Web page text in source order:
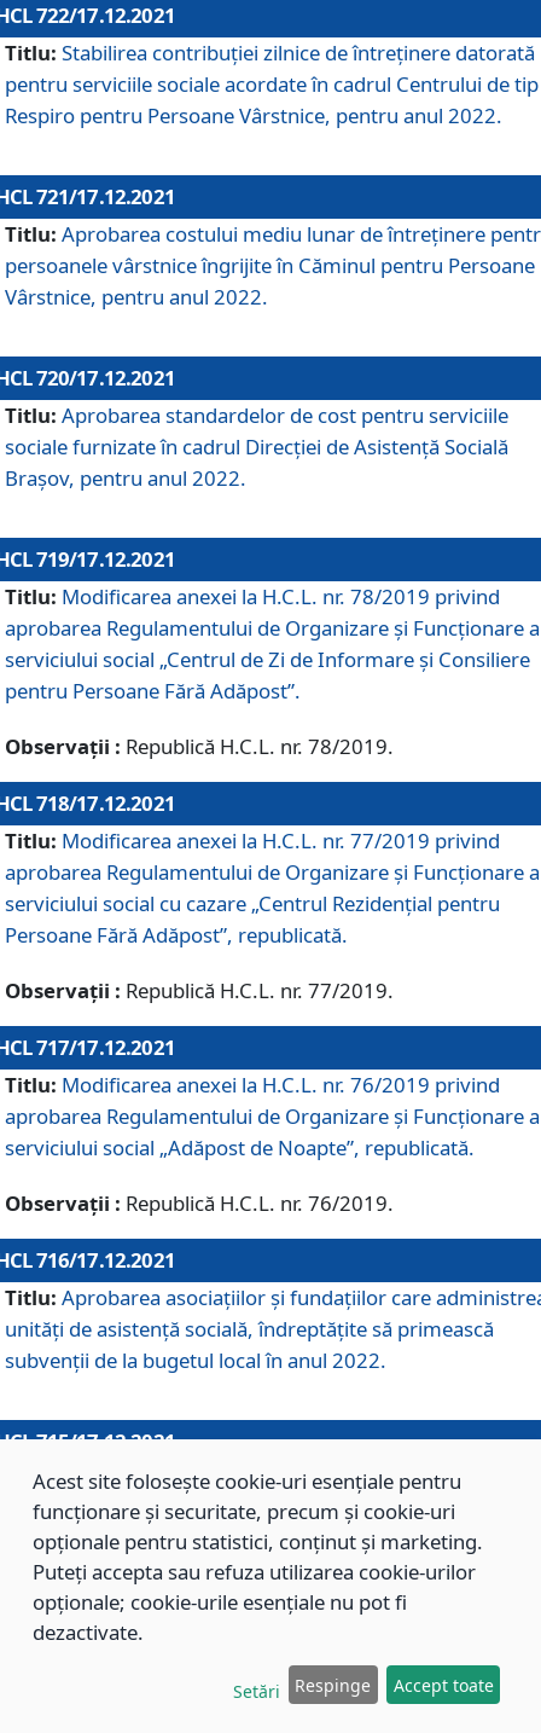
722/17.12.2021
Titlu: Stabilirea contribuţiei zilnice de întreținere datorată
pentru serviciile sociale acordate în cadrul Centrului de tip
Respiro pentru Persoane Vârstnice, pentru anul 2022.
721/17.12.2021
Titlu: Aprobarea costului mediu lunar de întreţinere
persoanele vârstnice îngrijite în Căminul pentru Persoane
Vârstnice, pentru anul 2022.
720/17.12.2021
Titlu: Aprobarea standardelor de cost pentru serviciile
sociale furnizate în cadrul Direcției de Asistență Socială
Brașov, pentru anul 2022.
719/17.12.2021
Titlu: Modificarea anexei la H.C.L. nr. 78/2019 privind
aprobarea Regulamentului de Organizare și Funcționare
serviciului social „Centrul de Zi de Informare şi Consiliere
pentru Persoane Fără Adăpost”.
Observații : Republică H.C.L. nr. 78/2019.
718/17.12.2021
Titlu: Modificarea anexei la H.C.L. nr. 77/2019 privind
aprobarea Regulamentului de Organizare și Funcționare
serviciului social cu cazare „Centrul Rezidențial pentru
Persoane Fără Adăpost”, republicată.
Observații : Republică H.C.L. nr. 77/2019.
717/17.12.2021
Titlu: Modificarea anexei la H.C.L. nr. 76/2019 privind
aprobarea Regulamentului de Organizare şi Funcționare
serviciului social „Adăpost de Noapte”, republicată.
Observații : Republică H.C.L. nr. 76/2019.
716/17.12.2021
Titlu: Aprobarea asociaţiilor şi fundaţiilor care
unităţi de asistenţă socială, îndreptăţite să primească
subvenţii de la bugetul local în anul 2022.
715/17.12.2021
Titlu: Aprobarea Planului de acţiuni sau lucrări de interes
local pentru anul 2022.
714/17.12.2021
Titlu: Modificarea Anexei la H.C.L. nr. 709/2020 privind
aprobarea Regulamentului de Organizare şi Funcţionare
Direcţiei de Asistenţă Socială Braşov.
Acest site folosește cookie-uri esențiale pentru
funcționare și securitate, precum și cookie-uri
opționale pentru statistici, conținut și marketing.
Puteți accepta sau refuza utilizarea cookie-urilor
opționale; cookie-urile esențiale nu pot fi
dezactivate.
Setări Respinge Accept toate